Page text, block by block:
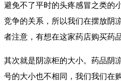
避免不了平时的头疼感冒之类的
竞争的关系，所以我们在摆放阴
者注意，有想在这家药店购买药
其次就是阴凉柜的大小。药品阴
号的大小也不相同，我们我们在